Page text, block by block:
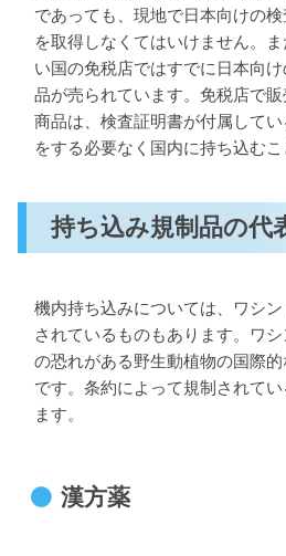
であっても、現地で日本向けの
を取得しなくてはいけません。
い国の免税店ではすでに日本向
品が売られています。免税店で
商品は、検査証明書が付属して
をする必要なく国内に持ち込むこ
持ち込み規制品の代
機内持ち込みについては、ワシ
されているものもあります。ワ
の恐れがある野生動植物の国際
です。条約によって規制されて
ます。
漢方薬